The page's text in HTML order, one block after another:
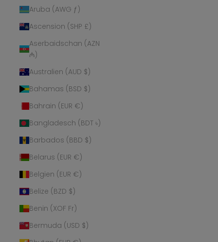
Aruba (AWG ƒ)
Ascension (SHP £)
Aserbaidschan (AZN
₼)
Australien (AUD $)
Bahamas (BSD $)
Bahrain (EUR €)
Bangladesch (BDT ৳)
Barbados (BBD $)
Belarus (EUR €)
Belgien (EUR €)
Belize (BZD $)
Benin (XOF Fr)
Bermuda (USD $)